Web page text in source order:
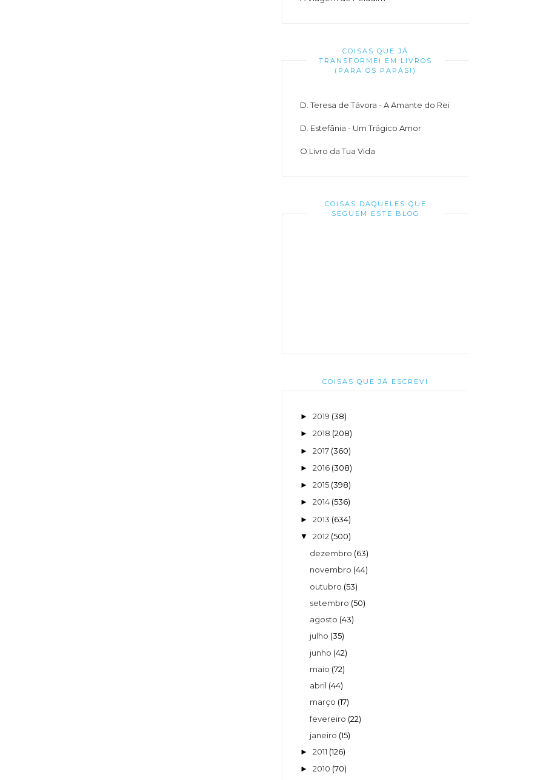
COISAS QUE JÁ
TRANSFORMEI EM LIVROS
(PARA OS PAPÁS!)
D. Teresa de Távora - A Amante do Rei
D. Estefânia - Um Trágico Amor
O Livro da Tua Vida
COISAS DAQUELES QUE
SEGUEM ESTE BLOG
COISAS QUE JÁ ESCREVI
► 2019 (38)
► 2018 (208)
► 2017 (360)
► 2016 (308)
► 2015 (398)
► 2014 (536)
► 2013 (634)
▼ 2012 (500)
dezembro (63)
novembro (44)
outubro (53)
setembro (50)
agosto (43)
julho (35)
junho (42)
maio (72)
abril (44)
março (17)
fevereiro (22)
janeiro (15)
► 2011 (126)
► 2010 (70)